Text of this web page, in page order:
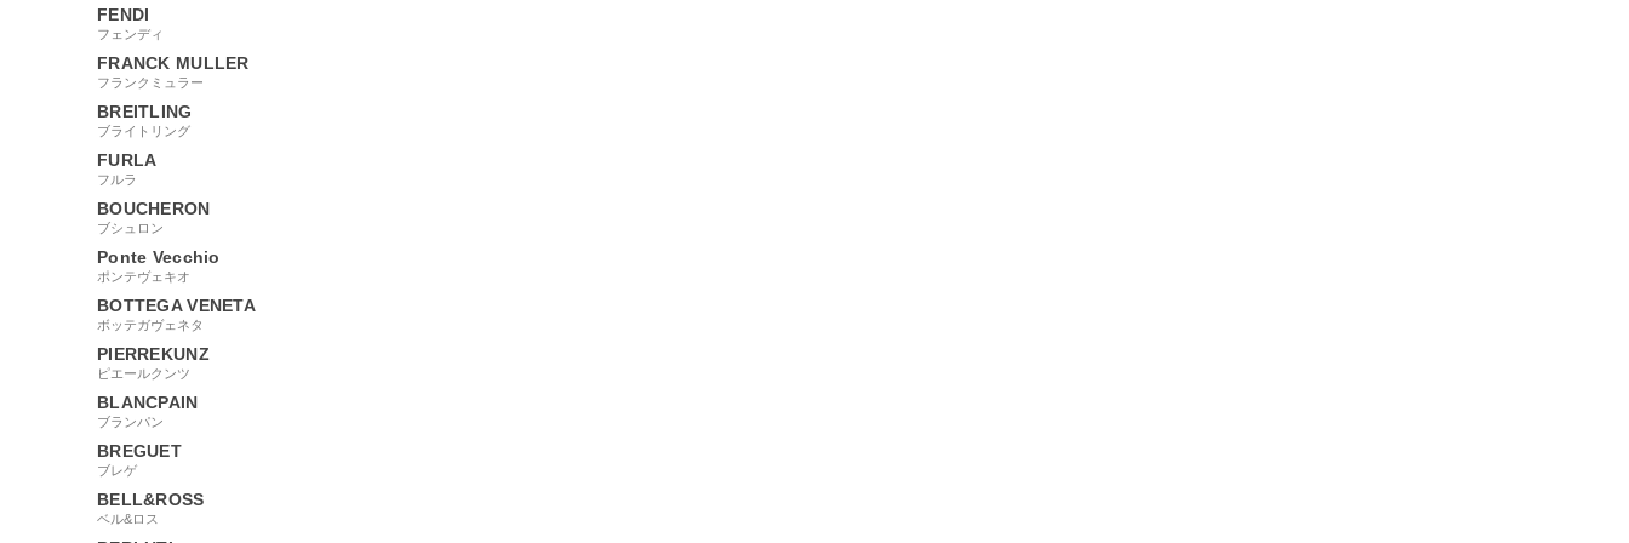
FENDI
フェンディ
FRANCK MULLER
フランクミュラー
BREITLING
ブライトリング
FURLA
フルラ
BOUCHERON
ブシュロン
Ponte Vecchio
ポンテヴェキオ
BOTTEGA VENETA
ボッテガヴェネタ
PIERREKUNZ
ピエールクンツ
BLANCPAIN
ブランパン
BREGUET
ブレゲ
BELL&ROSS
ベル&ロス